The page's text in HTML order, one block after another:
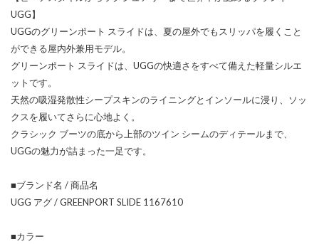
UGG】
UGGのグリーンポート スライドは、夏の屋外でもスリッパを履くこと
ができる屋内外兼用モデル。
グリーンポート スライドは、UGGの快適さをすべて備えた軽量シルエ
ットです。
天然の吸湿発散性シープスキンのライニングとインソールに浸り、ソッ
クスを履いてさらに心地よく。
クラシック ブーツの底から上部のツイン シームのディテールまで、
UGGの魅力が詰まった一足です。
■ブランド名 / 商品名
UGG アグ / GREENPORT SLIDE 1167610
■カラー